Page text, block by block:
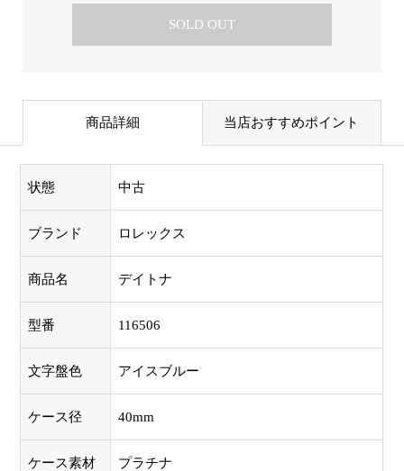
SOLD OUT
商品詳細 当店おすすめポイント
状態 中古
ブランド ロレックス
商品名 デイトナ
型番 116506
文字盤色 アイスブルー
ケース径 40mm
ケース素材 プラチナ